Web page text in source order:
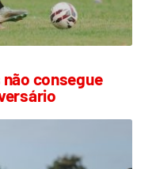
consegue